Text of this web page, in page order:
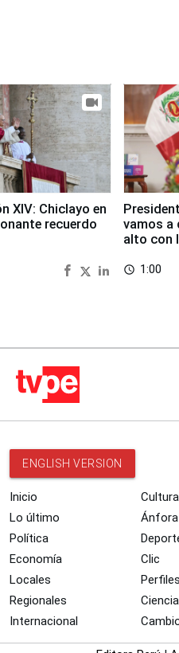
XIV: Chiclayo en
recuerdo
vamos a
alto con
access_time 1:00
ENGLISH VERSION
Inicio
Lo último
Política
Economía
Locales
Regionales
Internacional
Ánfora
Clic